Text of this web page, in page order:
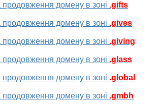
продовження домену в зоні .gifts
продовження домену в зоні .gives
продовження домену в зоні .giving
продовження домену в зоні .glass
продовження домену в зоні .global
продовження домену в зоні .gmbh